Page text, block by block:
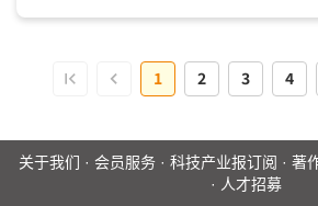
1 2 3 4
关于我们 · 会员服务· 科技产业报订阅 · 著
· 人才招募